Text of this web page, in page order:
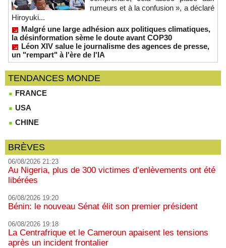
rumeurs et à la confusion », a déclaré
Hiroyuki...
Malgré une large adhésion aux politiques climatiques,
la désinformation sème le doute avant COP30
Léon XIV salue le journalisme des agences de presse,
un "rempart" à l'ère de l'IA
TENDANCES MONDE
FRANCE
USA
CHINE
BRÈVES
06/08/2026 21:23
Au Nigeria, plus de 300 victimes d’enlèvements ont été
libérées
06/08/2026 19:20
Bénin: le nouveau Sénat élit son premier président
06/08/2026 19:18
La Centrafrique et le Cameroun apaisent les tensions
après un incident frontalier